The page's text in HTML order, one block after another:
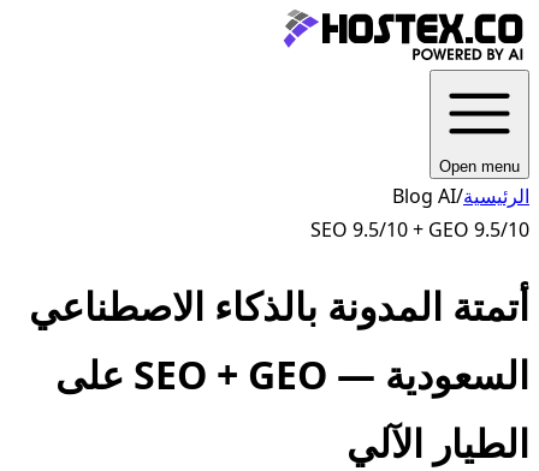
Open menu
الرئيسية/
Blog AI
SEO 9.5/10 + GEO 9.5/10
أتمتة المدونة بالذكاء الاصطناعي
السعودية — SEO + GEO على
الطيار الآلي